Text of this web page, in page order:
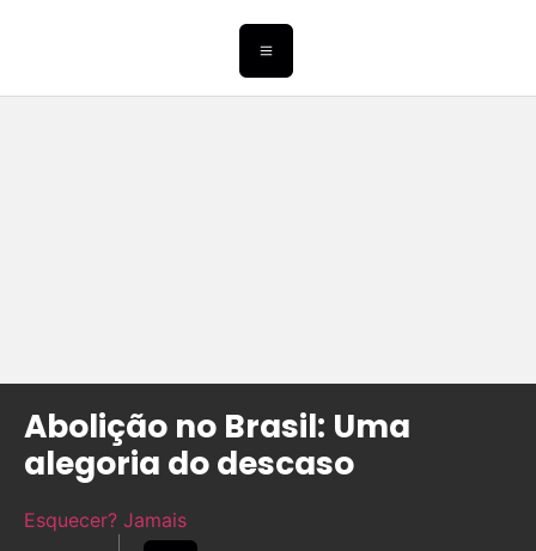
Abolição no Brasil: Uma
alegoria do descaso
Esquecer? Jamais